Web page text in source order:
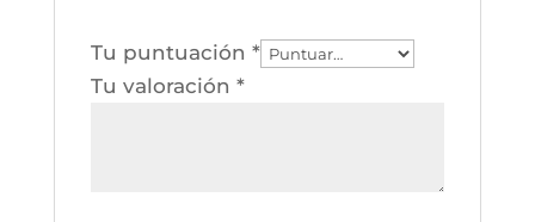
Tu puntuación *
Tu valoración *